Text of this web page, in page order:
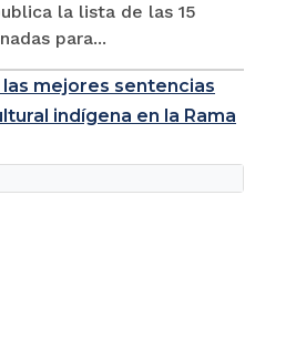
la lista de las 15
para...
mejores sentencias
indígena en la Rama